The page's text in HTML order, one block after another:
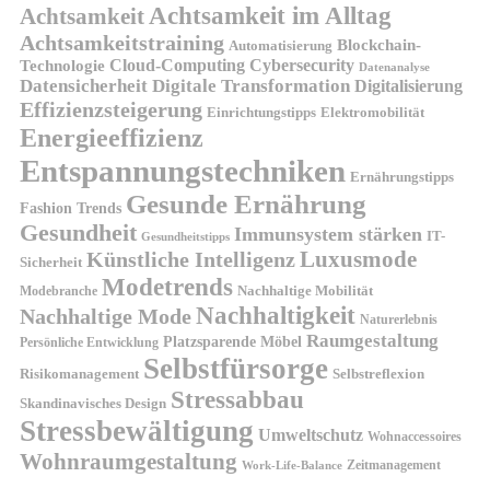
AchtsamkeitAchtsamkeit im Alltag
Achtsamkeitstraining Automatisierung Blockchain-
Technologie Cloud-Computing Cybersecurity Datenanalyse
Datensicherheit Digitale Transformation Digitalisierung
Effizienzsteigerung Einrichtungstipps Elektromobilität
Energieeffizienz
Entspannungstechniken Ernährungstipps
Fashion Trends Gesunde Ernährung
Gesundheit Gesundheitstipps Immunsystem stärken IT-
Sicherheit Künstliche IntelligenzLuxusmode
Modebranche Modetrends Nachhaltige Mobilität
Nachhaltige ModeNachhaltigkeit Naturerlebnis
Persönliche Entwicklung Platzsparende Möbel Raumgestaltung
Risikomanagement Selbstfürsorge Selbstreflexion
Skandinavisches Design Stressabbau
Stressbewältigung Umweltschutz Wohnaccessoires
Wohnraumgestaltung Work-Life-Balance Zeitmanagement